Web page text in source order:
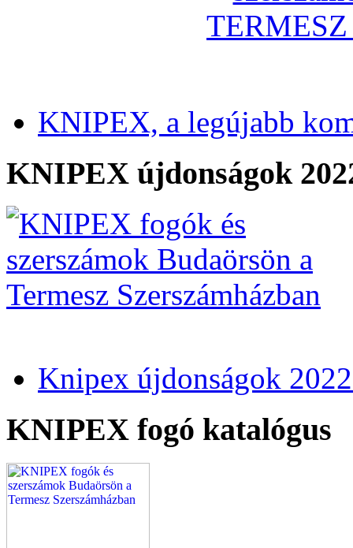
KNIPEX, a legújabb
KNIPEX újdonságok
Knipex újdonságok
KNIPEX fogó katalógus